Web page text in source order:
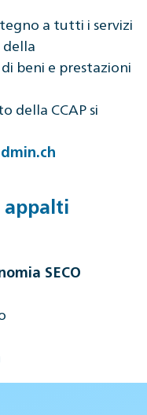
a tutti i servizi
della
beni e prestazioni
della CCAP si
appalti
SECO